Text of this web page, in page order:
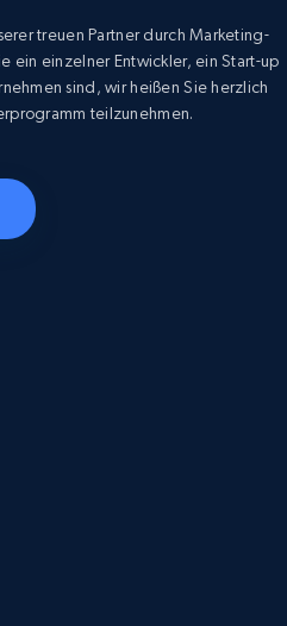
treuen Partner durch Marketing-
ein einzelner Entwickler, ein Start-up
sind, wir heißen Sie herzlich
teilzunehmen.